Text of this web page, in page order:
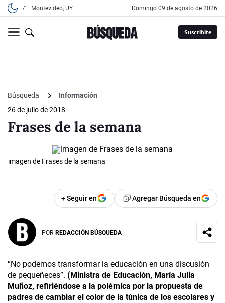
7° Montevideo, UY domingo 09 de agosto de 2026
Suscribite
Búsqueda
Información
26 de julio de 2018
Frases de la semana
imagen de Frases de la semana
+ Seguir en Agregar Búsqueda en
POR REDACCIÓN BÚSQUEDA
“No podemos transformar la educación en una discusión
de pequeñeces”. (Ministra de Educación, María Julia
Muñoz, refiriéndose a la polémica por la propuesta de
padres de cambiar el color de la túnica de los escolares y